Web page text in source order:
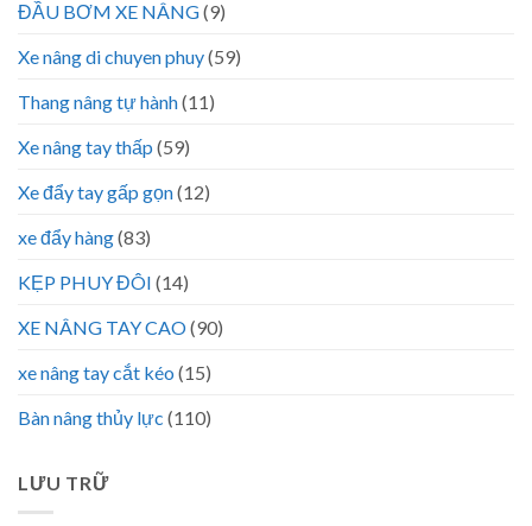
ĐẦU BƠM XE NÂNG(9)
Xe nâng di chuyen phuy(59)
Thang nâng tự hành(11)
Xe nâng tay thấp (59)
Xe đẩy tay gấp gọn(12)
xe đẩy hàng(83)
KẸP PHUY ĐÔI (14)
XE NÂNG TAY CAO(90)
xe nâng tay cắt kéo (15)
Bàn nâng thủy lực (110)
LƯU TRỮ